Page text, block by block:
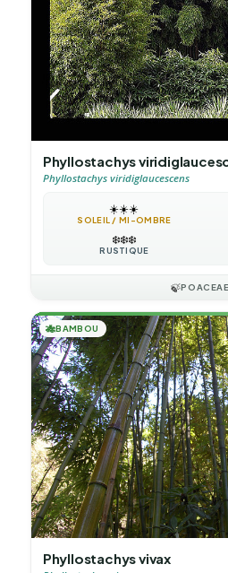
Phyllostachys
Phyllostachys viridiglaucescens
☀️☀️☀️
SOLEIL / MI-OMBRE
❄️❄️❄️
RUSTIQUE
🍃POACEAE
🎋BAMBOU
Phyllostachys vivax